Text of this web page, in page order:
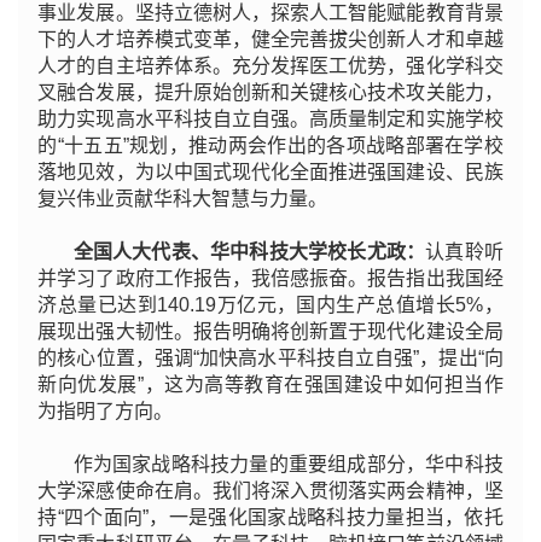
事业发展。坚持立德树人，探索人工智能赋能教育背景
下的人才培养模式变革，健全完善拔尖创新人才和卓越
人才的自主培养体系。充分发挥医工优势，强化学科交
叉融合发展，提升原始创新和关键核心技术攻关能力，
助力实现高水平科技自立自强。高质量制定和实施学校
的“十五五”规划，推动两会作出的各项战略部署在学校
落地见效，为以中国式现代化全面推进强国建设、民族
复兴伟业贡献华科大智慧与力量。
全国人大代表、华中科技大学校长尤政：认真聆听
并学习了政府工作报告，我倍感振奋。报告指出我国经
济总量已达到140.19万亿元，国内生产总值增长5%，
展现出强大韧性。报告明确将创新置于现代化建设全局
的核心位置，强调“加快高水平科技自立自强”，提出“向
新向优发展”，这为高等教育在强国建设中如何担当作
为指明了方向。
作为国家战略科技力量的重要组成部分，华中科技
大学深感使命在肩。我们将深入贯彻落实两会精神，坚
持“四个面向”，一是强化国家战略科技力量担当，依托